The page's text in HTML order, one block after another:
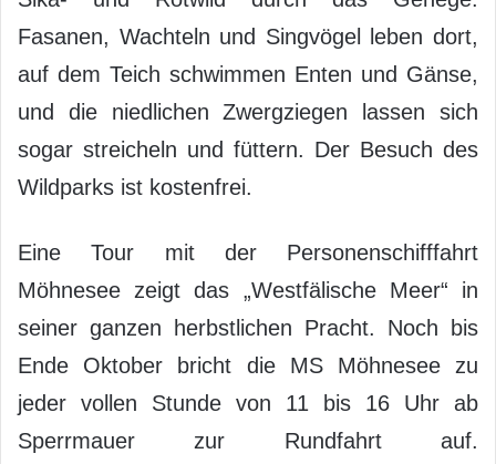
Fasanen, Wachteln und Singvögel leben dort,
auf dem Teich schwimmen Enten und Gänse,
und die niedlichen Zwergziegen lassen sich
sogar streicheln und füttern. Der Besuch des
Wildparks ist kostenfrei.
Eine Tour mit der Personenschifffahrt
Möhnesee zeigt das „Westfälische Meer“ in
seiner ganzen herbstlichen Pracht. Noch bis
Ende Oktober bricht die MS Möhnesee zu
jeder vollen Stunde von 11 bis 16 Uhr ab
Sperrmauer zur Rundfahrt auf.